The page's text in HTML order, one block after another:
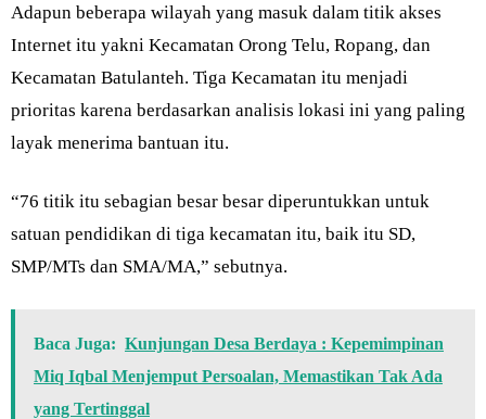
Adapun beberapa wilayah yang masuk dalam titik akses
Internet itu yakni Kecamatan Orong Telu, Ropang, dan
Kecamatan Batulanteh. Tiga Kecamatan itu menjadi
prioritas karena berdasarkan analisis lokasi ini yang paling
layak menerima bantuan itu.
“76 titik itu sebagian besar besar diperuntukkan untuk
satuan pendidikan di tiga kecamatan itu, baik itu SD,
SMP/MTs dan SMA/MA,” sebutnya.
Baca Juga: Kunjungan Desa Berdaya : Kepemimpinan
Miq Iqbal Menjemput Persoalan, Memastikan Tak Ada
yang Tertinggal